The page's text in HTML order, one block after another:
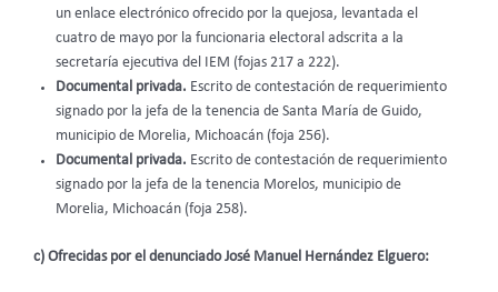
un enlace electrónico ofrecido por la quejosa, levantada el
cuatro de mayo por la funcionaria electoral adscrita a la
secretaría ejecutiva del IEM (fojas 217 a 222).
Documental privada. Escrito de contestación de requerimiento
signado por la jefa de la tenencia de Santa María de Guido,
municipio de Morelia, Michoacán (foja 256).
Documental privada. Escrito de contestación de requerimiento
signado por la jefa de la tenencia Morelos, municipio de
Morelia, Michoacán (foja 258).
c) Ofrecidas por el denunciado José Manuel Hernández Elguero: